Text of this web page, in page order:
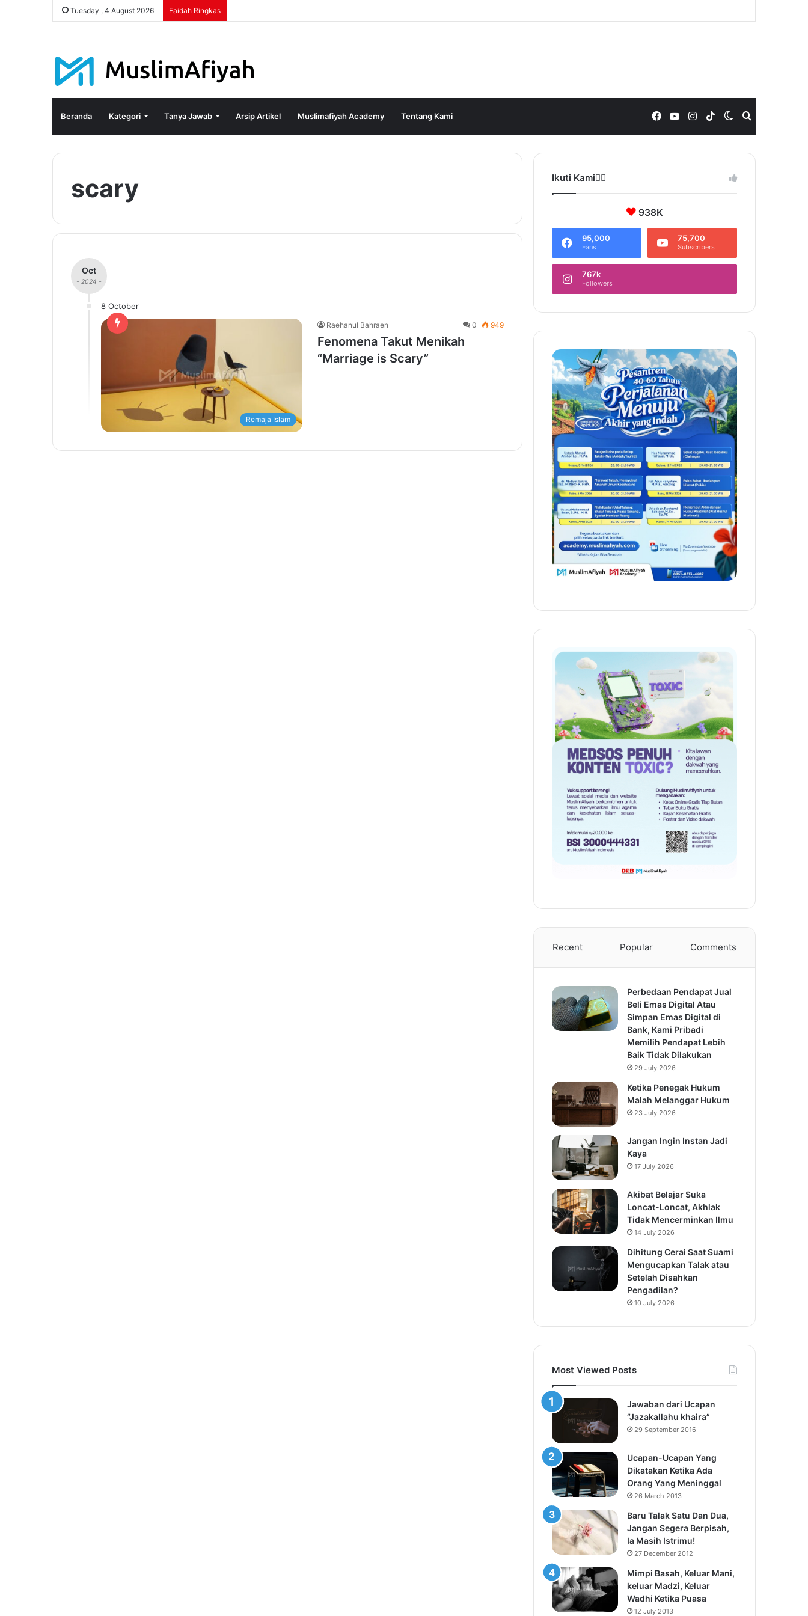
Tuesday , 4 August 2026 Faidah Ringkas
Beranda Kategori Tanya Jawab Arsip Artikel Muslimafiyah Academy Tentang Kami Switch
skin
TikTok
Instagram
YouTube
Facebook
scary
Oct
- 2024 -
8 October
Remaja Islam
Raehanul Bahraen 0 949
Fenomena Takut Menikah
“Marriage is Scary”
Ikuti Kami❤️‍🔥
938K
95,000
Fans
75,700
Subscribers
767k
Followers
Recent Popular Comments
Perbedaan Pendapat Jual
Beli Emas Digital Atau
Simpan Emas Digital di
Bank, Kami Pribadi
Memilih Pendapat Lebih
Baik Tidak Dilakukan
29 July 2026
Ketika Penegak Hukum
Malah Melanggar Hukum
23 July 2026
Jangan Ingin Instan Jadi
Kaya
17 July 2026
Akibat Belajar Suka
Loncat-Loncat, Akhlak
Tidak Mencerminkan Ilmu
14 July 2026
Dihitung Cerai Saat Suami
Mengucapkan Talak atau
Setelah Disahkan
Pengadilan?
10 July 2026
Most Viewed Posts
Jawaban dari Ucapan
“Jazakallahu khaira”
29 September 2016
Ucapan-Ucapan Yang
Dikatakan Ketika Ada
Orang Yang Meninggal
26 March 2013
Baru Talak Satu Dan Dua,
Jangan Segera Berpisah,
Ia Masih Istrimu!
27 December 2012
Mimpi Basah, Keluar Mani,
keluar Madzi, Keluar
Wadhi Ketika Puasa
12 July 2013